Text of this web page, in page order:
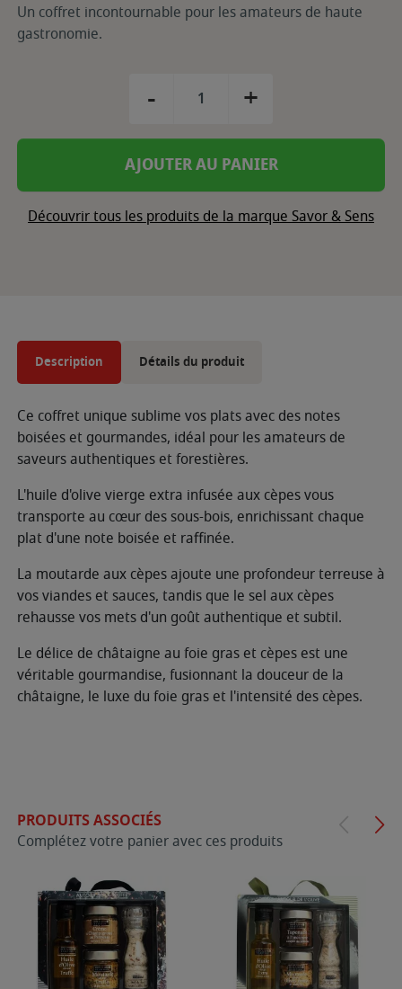
Un coffret incontournable pour les amateurs de haute
gastronomie.
- +
AJOUTER AU PANIER
Découvrir tous les produits de la marque Savor & Sens
Description Détails du produit
Ce coffret unique sublime vos plats avec des notes
boisées et gourmandes, idéal pour les amateurs de
saveurs authentiques et forestières.
L'huile d'olive vierge extra infusée aux cèpes vous
transporte au cœur des sous-bois, enrichissant chaque
plat d'une note boisée et raffinée.
La moutarde aux cèpes ajoute une profondeur terreuse à
vos viandes et sauces, tandis que le sel aux cèpes
rehausse vos mets d'un goût authentique et subtil.
Le délice de châtaigne au foie gras et cèpes est une
véritable gourmandise, fusionnant la douceur de la
châtaigne, le luxe du foie gras et l'intensité des cèpes.
PRODUITS ASSOCIÉS
Complétez votre panier avec ces produits